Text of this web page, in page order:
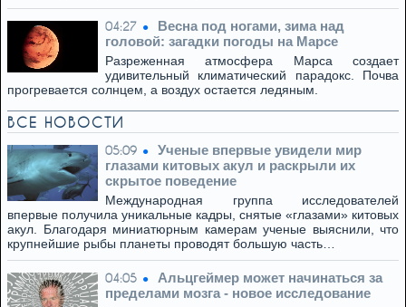
04:27
Весна под ногами, зима над
головой: загадки погоды на Марсе
Разреженная атмосфера Марса создает
удивительный климатический парадокс. Почва
прогревается солнцем, а воздух остается ледяным.
ВСЕ НОВОСТИ
05:09
Ученые впервые увидели мир
глазами китовых акул и раскрыли их
скрытое поведение
Международная группа исследователей
впервые получила уникальные кадры, снятые «глазами» китовых
акул. Благодаря миниатюрным камерам ученые выяснили, что
крупнейшие рыбы планеты проводят большую часть…
04:05
Альцгеймер может начинаться за
пределами мозга - новое исследование